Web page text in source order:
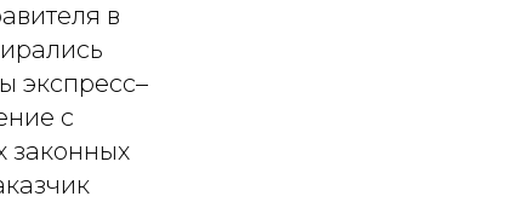
в
экспресс–
с
законных